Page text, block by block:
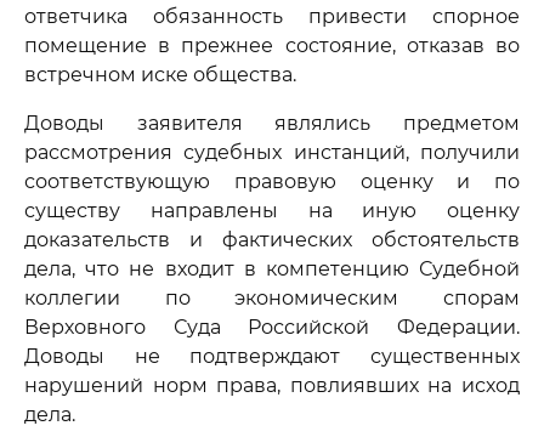
ответчика обязанность привести спорное
помещение в прежнее состояние, отказав во
встречном иске общества.
Доводы заявителя являлись предметом
рассмотрения судебных инстанций, получили
соответствующую правовую оценку и по
существу направлены на иную оценку
доказательств и фактических обстоятельств
дела, что не входит в компетенцию Судебной
коллегии по экономическим спорам
Верховного Суда Российской Федерации.
Доводы не подтверждают существенных
нарушений норм права, повлиявших на исход
дела.